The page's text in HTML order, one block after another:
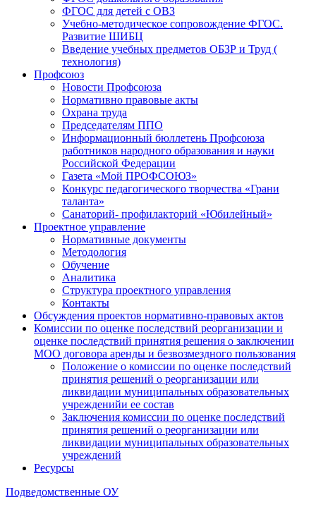
ФГОС для детей с ОВЗ
Учебно-методическое сопровождение ФГОС.
Развитие ШИБЦ
Введение учебных предметов ОБЗР и Труд (
технология)
Профсоюз
Новости Профсоюза
Нормативно правовые акты
Охрана труда
Председателям ППО
Информационный бюллетень Профсоюза
работников народного образования и науки
Российской Федерации
Газета «Мой ПРОФСОЮЗ»
Конкурс педагогического творчества «Грани
таланта»
Санаторий- профилакторий «Юбилейный»
Проектное управление
Нормативные документы
Методология
Обучение
Аналитика
Структура проектного управления
Контакты
Обсуждения проектов нормативно-правовых актов
Комиссии по оценке последствий реорганизации и
оценке последствий принятия решения о заключении
МОО договора аренды и безвозмездного пользования
Положение о комиссии по оценке последствий
принятия решений о реорганизации или
ликвидации муниципальных образовательных
учрежденийи ее состав
Заключения комиссии по оценке последствий
принятия решений о реорганизации или
ликвидации муниципальных образовательных
учреждений
Ресурсы
Подведомственные ОУ